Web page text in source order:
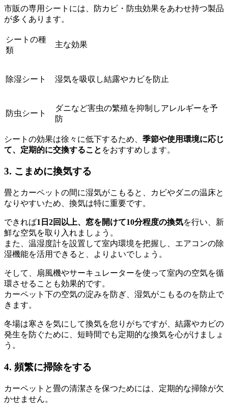
市販の専用シートには、防カビ・防虫効果をあわせ持つ製品
が多くあります。
シートの種
類
主な効果
除湿シート 湿気を吸収し結露やカビを防止
防虫シート
ダニなど害虫の繁殖を抑制しアレルギーを予
防
シートの効果は徐々に低下するため、 季節や使用環境に応じ
て、定期的に交換すること をおすすめします。
3. こまめに換気する
畳とカーペットの間に湿気がこもると、カビやダニの温床と
なりやすいため、換気は特に重要です。
できれば1日2回以上、窓を開けて10分程度の換気を行い、新
鮮な空気を取り入れましょう。
また、温湿度計を設置して室内環境を把握し、エアコンの除
湿機能を活用できると、よりよいでしょう。
そして、扇風機やサーキュレーターを使って室内の空気を循
環させることも効果的です。
カーペット下の空気の淀みを防ぎ、湿気がこもるのを防止で
きます。
冬場は寒さを気にして換気を怠りがちですが、結露やカビの
発生を防ぐために、短時間でも定期的な換気を心がけましょ
う。
4. 頻繁に掃除をする
カーペットと畳の清潔さを保つためには、定期的な掃除が欠
かせません。